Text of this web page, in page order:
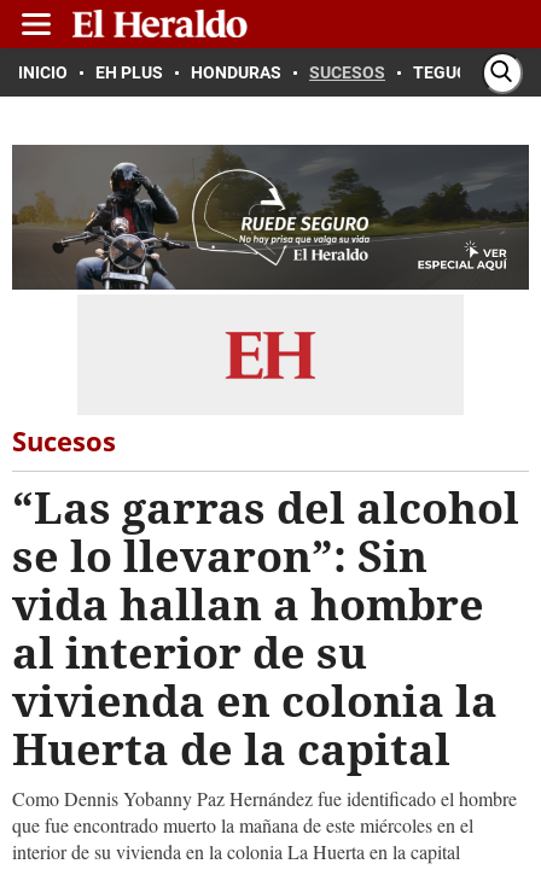
INICIO EH PLUS HONDURAS SUCESOS TEGUCIGALPA
Sucesos
“Las garras del alcohol
se lo llevaron”: Sin
vida hallan a hombre
al interior de su
vivienda en colonia la
Huerta de la capital
Como Dennis Yobanny Paz Hernández fue identificado el hombre
que fue encontrado muerto la mañana de este miércoles en el
interior de su vivienda en la colonia La Huerta en la capital